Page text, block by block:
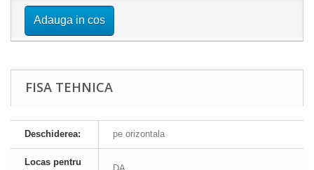
Adauga in cos
FISA TEHNICA
Deschiderea: pe orizontala
Locas pentru